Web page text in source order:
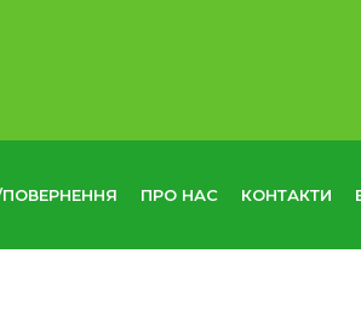
ПОВЕРНЕННЯ ПРО НАС КОНТАКТИ